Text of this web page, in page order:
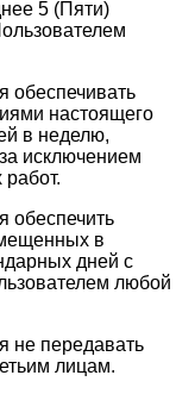
5 (Пяти)
обеспечивать
настоящего
в неделю,
исключением
обеспечить
в
дней с
любой
не передавать
лицам.